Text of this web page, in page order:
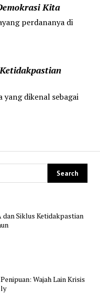
Kita
perdananya di
dikenal sebagai
dan Siklus Ketidakpastian
Wajah Lain Krisis